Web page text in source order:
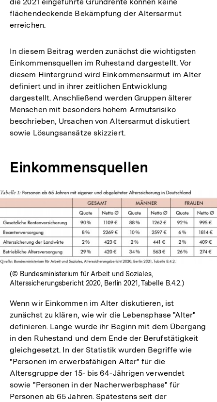
flächendeckende Bekämpfung der Altersarmut
erreichen.
In diesem Beitrag werden zunächst die wichtigsten
Einkommensquellen im Ruhestand dargestellt. Vor
diesem Hintergrund wird Einkommensarmut im Alter
definiert und in ihrer zeitlichen Entwicklung
dargestellt. Anschließend werden Gruppen älterer
Menschen mit besonders hohem Armutsrisiko
beschrieben, Ursachen von Altersarmut diskutiert
sowie Lösungsansätze skizziert.
Einkommensquellen
In
Lightbox
öffnen
(© Bundesministerium für Arbeit und Soziales,
Alterssicherungsbericht 2020, Berlin 2021, Tabelle B.4.2.)
Wenn wir Einkommen im Alter diskutieren, ist
zunächst zu klären, wie wir die Lebensphase "Alter"
definieren. Lange wurde ihr Beginn mit dem Übergang
in den Ruhestand und dem Ende der Berufstätigkeit
gleichgesetzt. In der Statistik wurden Begriffe wie
"Personen im erwerbsfähigen Alter" für die
Altersgruppe der 15- bis 64-Jährigen verwendet
sowie "Personen in der Nacherwerbsphase" für
Personen ab 65 Jahren. Spätestens seit der